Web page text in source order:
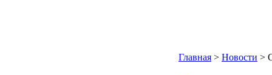
Главная > Новости >